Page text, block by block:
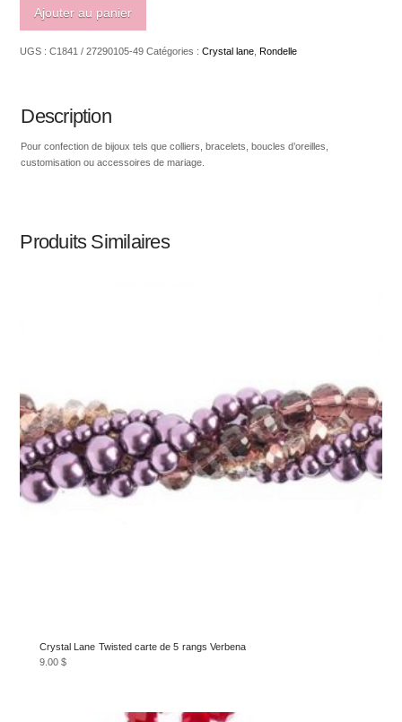
lane
x
Sapphire
Ajouter au panier
UGS :C1841 / 27290105-49 Catégories :Crystal lane Rondelle
Description
Pour confection de bijoux tels que colliers, bracelets, boucles d’oreilles,
customisation ou accessoires de mariage.
Produits Similaires
Crystal Lane Twisted carte de 5 rangs Verbena
9.00$